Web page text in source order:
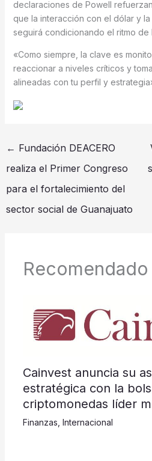
declaraciones de Powell
que la interacción con el dólar y
seguirá condicionando el ritmo de
«Como siempre, la clave es
reaccionar a niveles críticos y
alineadas con tu perfil y
← Fundación DEACERO
realiza el Primer Congreso
para el fortalecimiento del
sector social de Guanajuato
Recomendado
Cainvest anuncia su
estratégica con la
criptomonedas líder
Finanzas Internacional